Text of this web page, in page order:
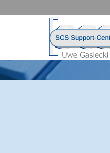
Home
Menü überspringen